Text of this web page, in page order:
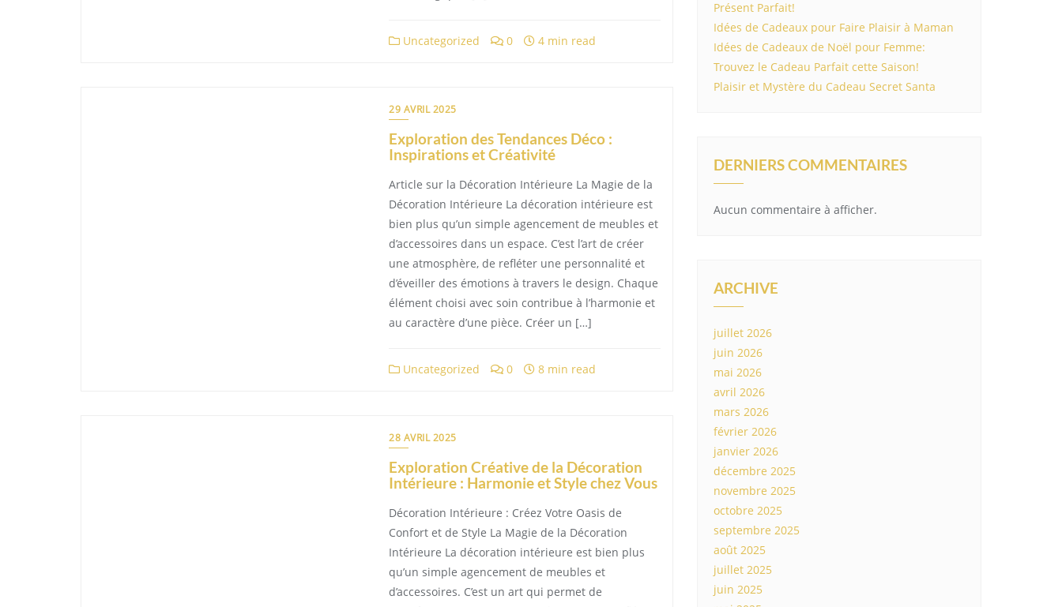
Uncategorized 0 4 min read
29 AVRIL 2025
Exploration des Tendances Déco :
Inspirations et Créativité
Article sur la Décoration Intérieure La Magie de la
Décoration Intérieure La décoration intérieure est
bien plus qu’un simple agencement de meubles et
d’accessoires dans un espace. C’est l’art de créer
une atmosphère, de refléter une personnalité et
d’éveiller des émotions à travers le design. Chaque
élément choisi avec soin contribue à l’harmonie et
au caractère d’une pièce. Créer un […]
Uncategorized 0 8 min read
28 AVRIL 2025
Exploration Créative de la Décoration
Intérieure : Harmonie et Style chez Vous
Décoration Intérieure : Créez Votre Oasis de
Confort et de Style La Magie de la Décoration
Intérieure La décoration intérieure est bien plus
qu’un simple agencement de meubles et
d’accessoires. C’est un art qui permet de
Présent Parfait!
Idées de Cadeaux pour Faire Plaisir à Maman
Idées de Cadeaux de Noël pour Femme:
Trouvez le Cadeau Parfait cette Saison!
Plaisir et Mystère du Cadeau Secret Santa
DERNIERS COMMENTAIRES
Aucun commentaire à afficher.
ARCHIVE
juillet 2026
juin 2026
mai 2026
avril 2026
mars 2026
février 2026
janvier 2026
décembre 2025
novembre 2025
octobre 2025
septembre 2025
août 2025
juillet 2025
juin 2025